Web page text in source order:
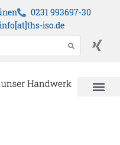
0231 993697-30
info[at]ths-iso.de